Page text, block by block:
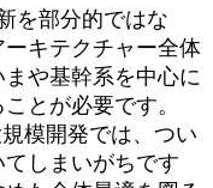
を部分的ではな
キテクチャー全体
や基幹系を中心に
とが必要です。
模開発では、つい
しまいがちです